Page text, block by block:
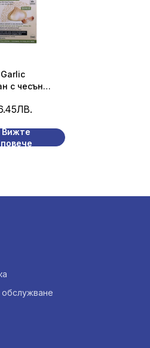
с чесън
Вижте
повече